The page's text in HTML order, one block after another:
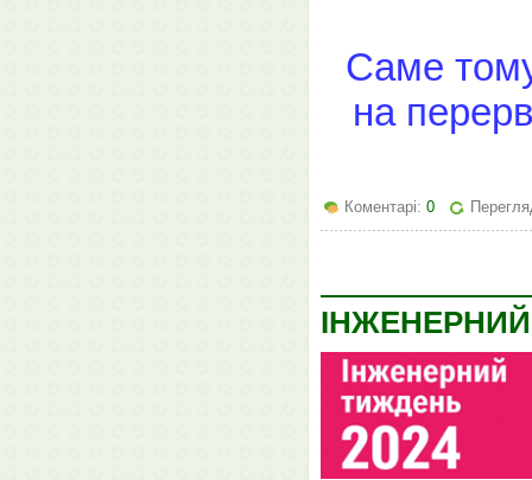
Саме
на
Коментарі: 0